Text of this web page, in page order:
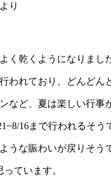
り
く乾くようになりまし
われており、どんどん
など、夏は楽しい行事
16まで行われるそう
うな賑わいが戻りそう
ています。